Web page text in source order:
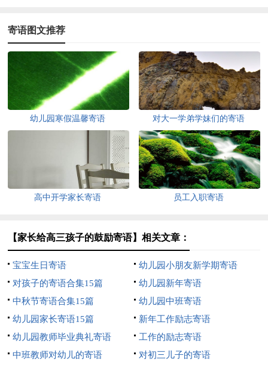
寄语图文推荐
幼儿园寒假温馨寄语 对大一学弟学妹们的寄语
高中开学家长寄语 员工入职寄语
【家长给高三孩子的鼓励寄语】相关文章：
宝宝生日寄语
幼儿园小朋友新学期寄语
对孩子的寄语合集15篇
幼儿园新年寄语
中秋节寄语合集15篇
幼儿园中班寄语
幼儿园家长寄语15篇
新年工作励志寄语
幼儿园教师毕业典礼寄语
工作的励志寄语
中班教师对幼儿的寄语
对初三儿子的寄语